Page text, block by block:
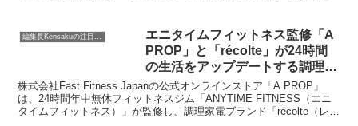
明らかにし、私たちが直面する経済的課題への新たな視点と解決策を
提示してくれるでしょう。ぜひ、この機会に手に取ってみませんか？
編集長Kensakuの注目ネタ
エニタイムフィットネス監修「A
PROP」と「récolte」が24時間
の生活をアップデートする調理家
電シリーズを発売
株式会社Fast Fitness Japanの公式オンラインストア「A PROP」
は、24時間年中無休フィットネスジム「ANYTIME FITNESS（エニ
タイムフィットネス）」が監修し、調理家電ブランド「récolte（レコ